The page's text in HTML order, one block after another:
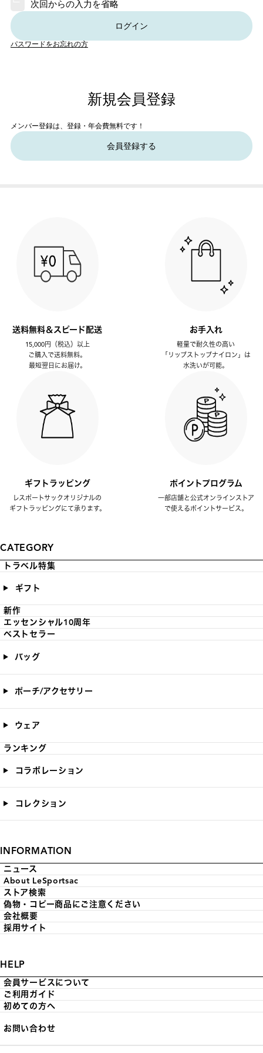
次回からの入力を省略
ログイン
パスワードをお忘れの方
新規会員登録
メンバー登録は、登録・年会費無料です！
会員登録する
送料無料＆スピード配送
15,000円（税込）以上
ご購入で送料無料。
最短翌日にお届け。
お手入れ
軽量で耐久性の高い
「リップストップナイロン」は
水洗いが可能。
ギフトラッピング
レスポートサックオリジナルの
ギフトラッピングにて承ります。
ポイントプログラム
一部店舗と公式オンラインストア
で使えるポイントサービス。
CATEGORY
トラベル特集
ギフト
新作
エッセンシャル10周年
ベストセラー
バッグ
ポーチ/アクセサリー
ウェア
ランキング
コラボレーション
コレクション
INFORMATION
ニュース
About LeSportsac
ストア検索
偽物・コピー商品にご注意ください
会社概要
採用サイト
HELP
会員サービスについて
ご利用ガイド
初めての方へ
お問い合わせ